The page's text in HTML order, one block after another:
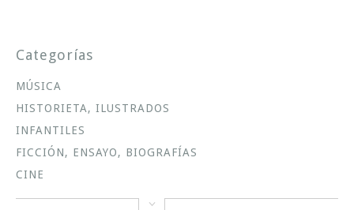
Categorías
MÚSICA
HISTORIETA, ILUSTRADOS
INFANTILES
FICCIÓN, ENSAYO, BIOGRAFÍAS
CINE